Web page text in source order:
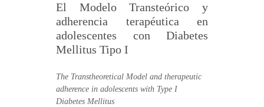
El Modelo Transteórico y
adherencia terapéutica en
adolescentes con Diabetes
Mellitus Tipo I
The Transtheoretical Model and therapeutic
adherence in adolescents with Type I
Diabetes Mellitus